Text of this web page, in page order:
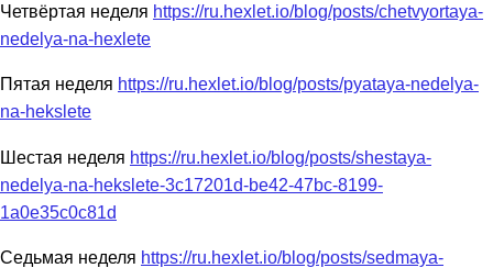
Четвёртая неделя https://ru.hexlet.io/blog/posts/chetvyortaya-
nedelya-na-hexlete
Пятая неделя https://ru.hexlet.io/blog/posts/pyataya-nedelya-
na-hekslete
Шестая неделя https://ru.hexlet.io/blog/posts/shestaya-
nedelya-na-hekslete-3c17201d-be42-47bc-8199-
1a0e35c0c81d
Седьмая неделя https://ru.hexlet.io/blog/posts/sedmaya-